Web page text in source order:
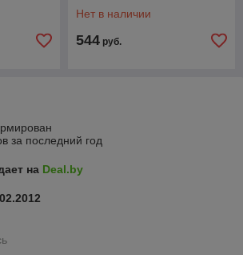
Нет в наличии
544 руб.
за последний год
на Deal.by